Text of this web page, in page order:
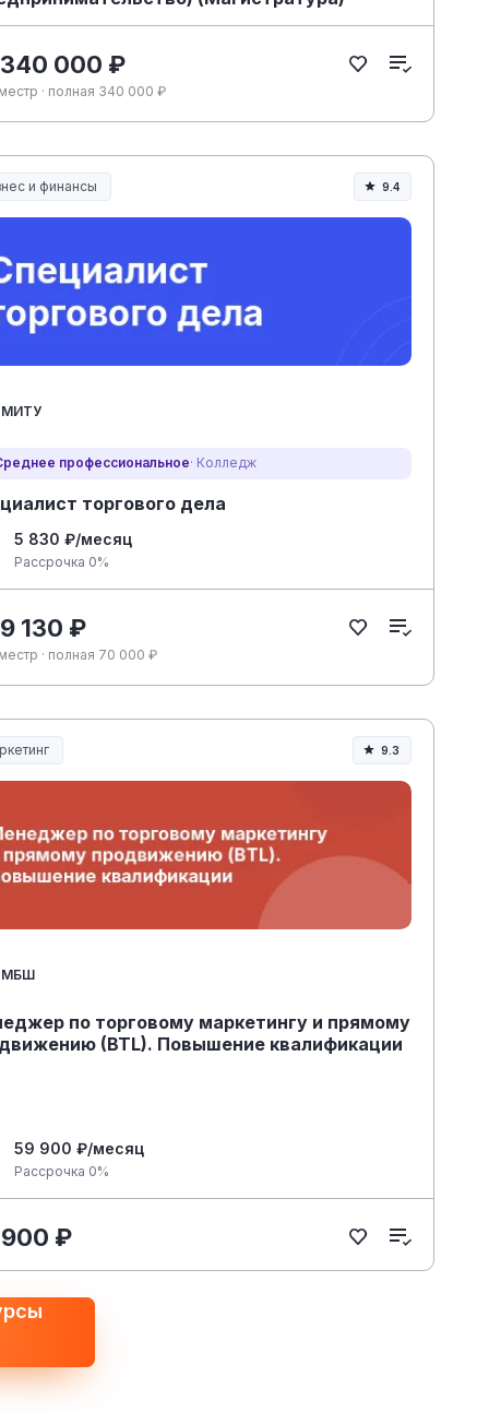
000 ₽
· полная 340 000 ₽
и финансы 9.4
МИТУ
профессиональное· Колледж
торгового дела
5 830 ₽/месяц
Рассрочка 0%
130 ₽
· полная 70 000 ₽
9.3
МБШ
по торговому маркетингу и прямому
(BTL). Повышение квалификации
59 900 ₽/месяц
Рассрочка 0%
₽